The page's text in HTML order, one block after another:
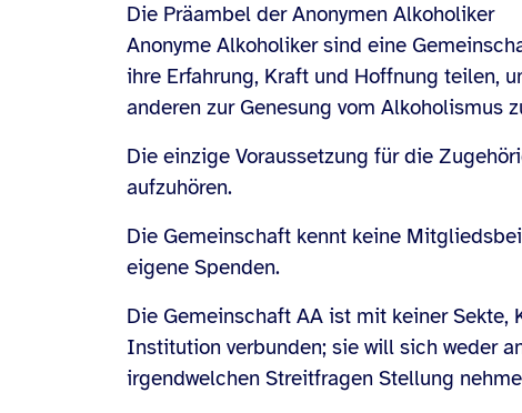
Die Präambel der Anonymen Alkoholiker
Anonyme Alkoholiker sind eine
ihre Erfahrung, Kraft und Hoffnung teilen,
anderen zur Genesung vom Alkoholismus
Die einzige Voraussetzung für die
aufzuhören.
Die Gemeinschaft kennt keine
eigene Spenden.
Die Gemeinschaft AA ist mit keiner Sekte,
Institution verbunden; sie will sich weder
irgendwelchen Streitfragen Stellung